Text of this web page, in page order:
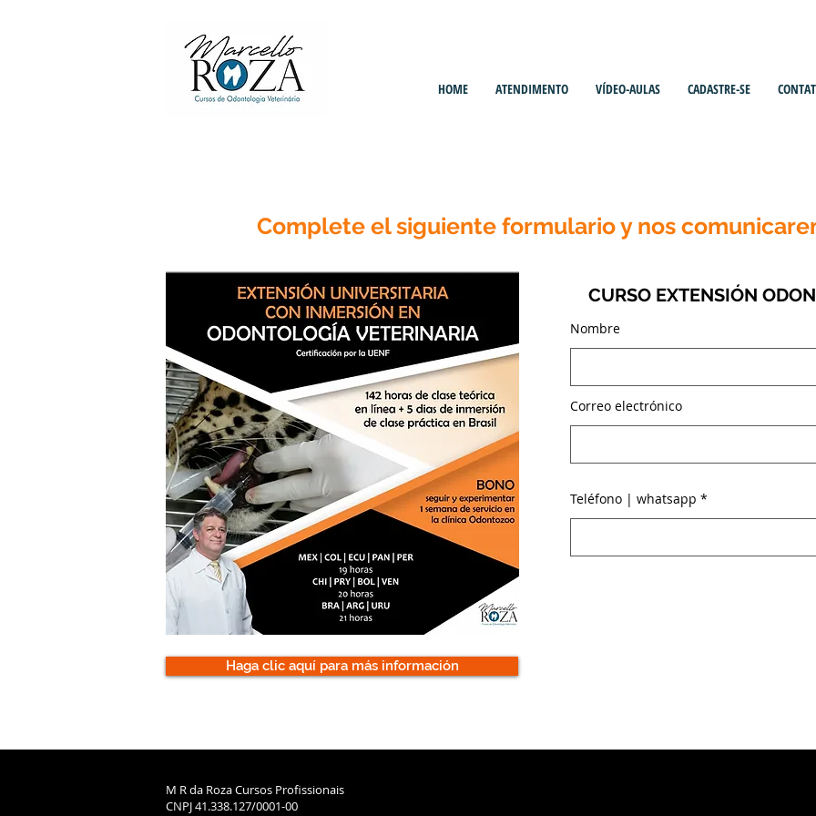
HOME ATENDIMENTO VÍDEO-AULAS CADASTRE-SE
Complete el siguiente formulario y nos
Haga clic aquí para más información
CURSO EXTENSIÓN
Nombre
Correo electrónico
Teléfono | whatsapp
M R da Roza Cursos Profissionais
CNPJ 41.338.127/0001-00